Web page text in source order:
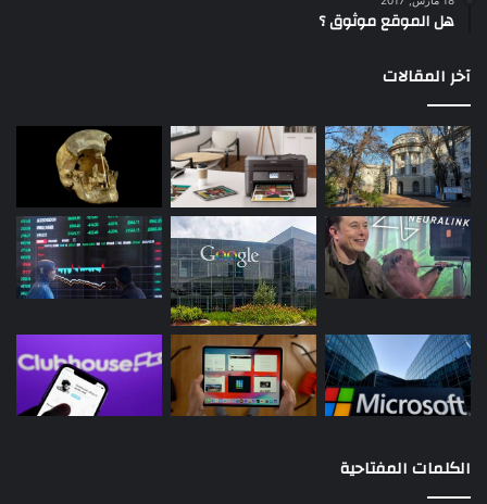
هل الموقع موثوق ؟
آخر المقالات
الكلمات المفتاحية